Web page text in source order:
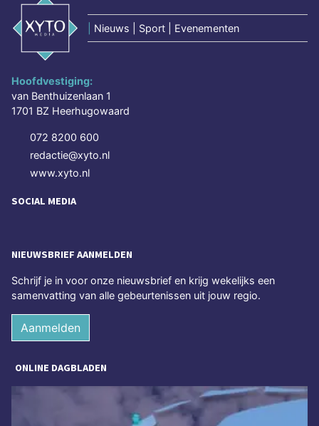
Nieuws | Sport | Evenementen
Hoofdvestiging:
van Benthuizenlaan 1
1701 BZ Heerhugowaard
072 8200 600
redactie@xyto.nl
www.xyto.nl
SOCIAL MEDIA
NIEUWSBRIEF AANMELDEN
Schrijf je in voor onze nieuwsbrief en krijg wekelijks een
samenvatting van alle gebeurtenissen uit jouw regio.
Aanmelden
ONLINE DAGBLADEN